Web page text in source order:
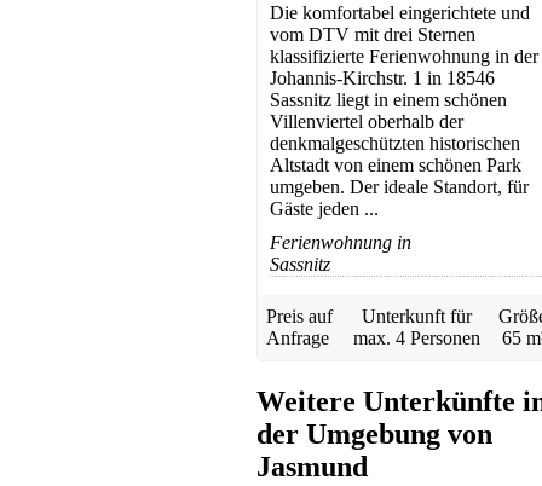
Die komfortabel eingerichtete und
vom DTV mit drei Sternen
klassifizierte Ferienwohnung in der
Johannis-Kirchstr. 1 in 18546
Sassnitz liegt in einem schönen
Villenviertel oberhalb der
denkmalgeschützten historischen
Altstadt von einem schönen Park
umgeben. Der ideale Standort, für
Gäste jeden ...
Ferienwohnung in
Sassnitz
Preis auf
Anfrage
Unterkunft für
max.4 Personen
65
Weitere Unterkünfte
der Umgebung von
Jasmund